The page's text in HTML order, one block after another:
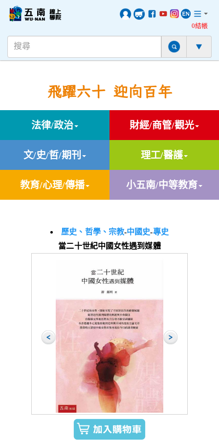
0結帳
飛躍六十 迎向百年
法律/政治 財經/商管/觀光
文/史/哲/期刊 理工/醫護
教育/心理/傳播 小五南/中等教育
歷史、哲學、宗教-中國史-專史
當二十世紀中國女性遇到媒體